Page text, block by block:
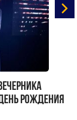
день рождения